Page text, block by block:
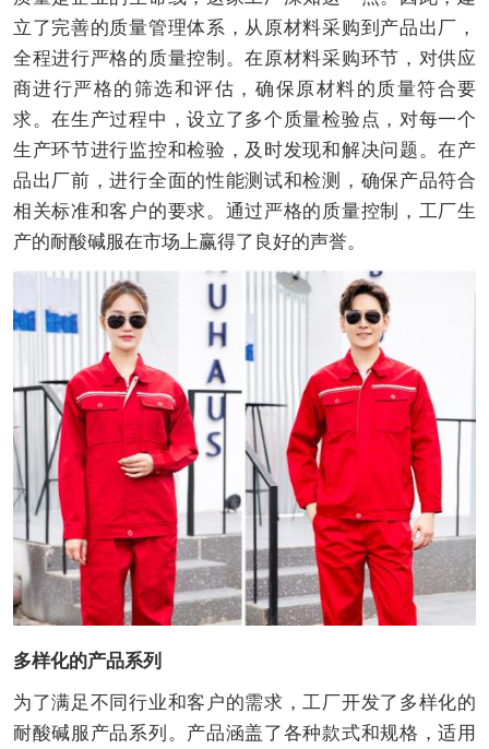
立了完善的质量管理体系，从原材料采购到产品出厂，
全程进行严格的质量控制。在原材料采购环节，对供应
商进行严格的筛选和评估，确保原材料的质量符合要
求。在生产过程中，设立了多个质量检验点，对每一个
生产环节进行监控和检验，及时发现和解决问题。在产
品出厂前，进行全面的性能测试和检测，确保产品符合
相关标准和客户的要求。通过严格的质量控制，工厂生
产的耐酸碱服在市场上赢得了良好的声誉。
多样化的产品系列
为了满足不同行业和客户的需求，工厂开发了多样化的
耐酸碱服产品系列。产品涵盖了各种款式和规格，适用